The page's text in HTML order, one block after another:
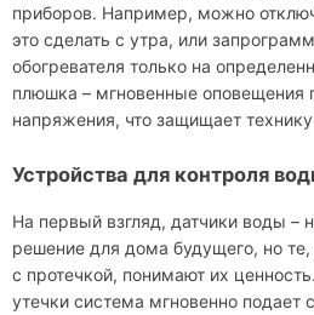
приборов. Например, можно
это сделать с утра, или
обогревателя только на
плюшка – мгновенные оповещения
напряжения, что защищает
Устройства для контроля
На первый взгляд, датчики воды –
решение для дома будущего, но те,
с протечкой, понимают их
утечки система мгновенно подает